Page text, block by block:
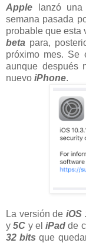
Apple lanzó una
semana pasada
probable que esta
beta para,
próximo mes. Se
aunque después
nuevo iPhone.
La versión deiOS
y5C y eliPad de
32 bits que